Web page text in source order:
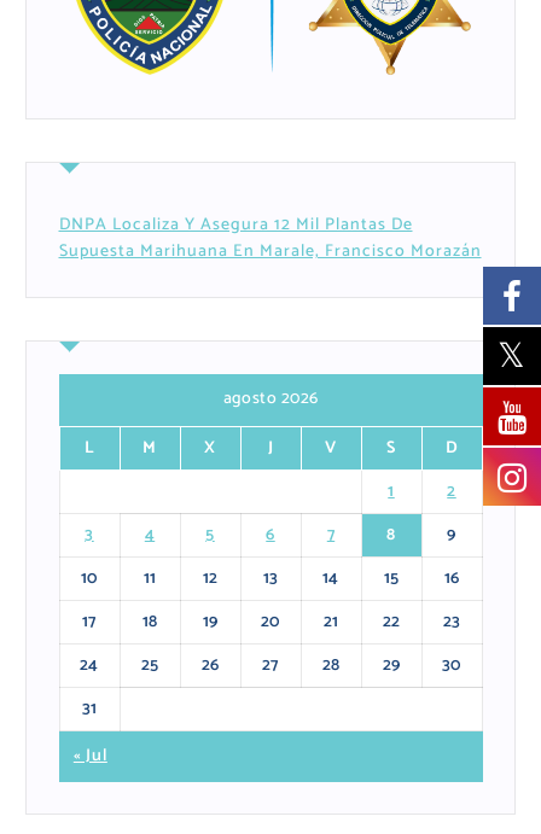
DNPA Localiza Y Asegura 12 Mil Plantas De
Supuesta Marihuana En Marale, Francisco Morazán
agosto 2026
L
M X J V S
D
1
2
3
4 5 6 7 8
9
10
11 12 13 14 15
16
17
18 19 20 21 22
23
24
25 26 27 28 29
30
31
« Jul